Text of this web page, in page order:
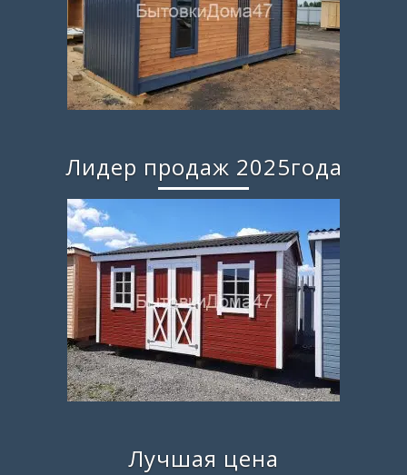
Лидер продаж 2025года
Лучшая цена